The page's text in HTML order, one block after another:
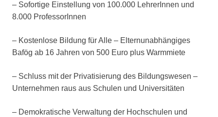
– Sofortige Einstellung von 100.000 LehrerInnen und
8.000 ProfessorInnen
– Kostenlose Bildung für Alle – Elternunabhängiges
Bafög ab 16 Jahren von 500 Euro plus Warmmiete
– Schluss mit der Privatisierung des Bildungswesen –
Unternehmen raus aus Schulen und Universitäten
– Demokratische Verwaltung der Hochschulen und